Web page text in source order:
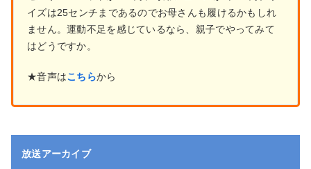
イズは25センチまであるのでお母さんも履けるかもしれ
ません。運動不足を感じているなら、親子でやってみて
はどうですか。
★音声はこちらから
放送アーカイブ